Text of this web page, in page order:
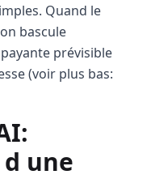
Quand le
bascule
prévisible
(voir plus bas:
une